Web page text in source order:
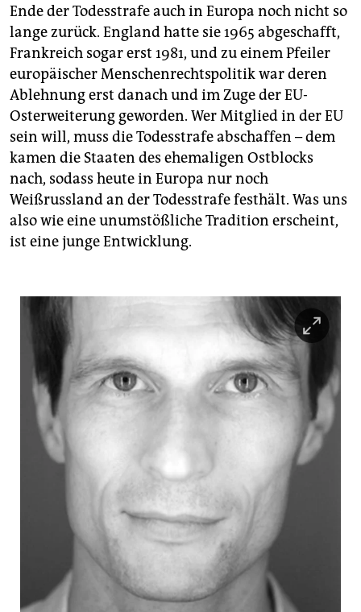
Ende der Todesstrafe auch in Europa noch nicht so
lange zurück. England hatte sie 1965 abgeschafft,
Frankreich sogar erst 1981, und zu einem Pfeiler
europäischer Menschenrechtspolitik war deren
Ablehnung erst danach und im Zuge der EU-
Osterweiterung geworden. Wer Mitglied in der EU
sein will, muss die Todesstrafe abschaffen – dem
kamen die Staaten des ehemaligen Ostblocks
nach, sodass heute in Europa nur noch
Weißrussland an der Todesstrafe festhält. Was uns
also wie eine unumstößliche Tradition erscheint,
ist eine junge Entwicklung.